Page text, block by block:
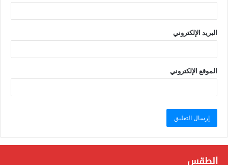
البريد الإلكتروني
الموقع الإلكتروني
الطقس